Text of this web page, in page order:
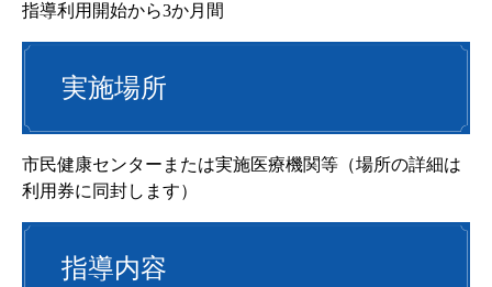
指導利用開始から3か月間
実施場所
市民健康センターまたは実施医療機関等（場所の詳細は
利用券に同封します）
指導内容